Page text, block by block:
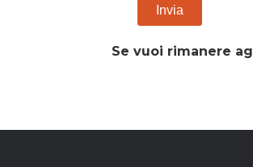
Invia
Se vuoi rimanere